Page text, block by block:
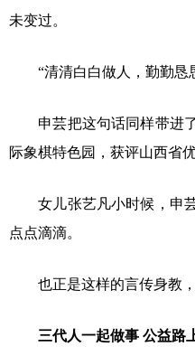
未变过。
“清清白白做人，勤勤
申芸把这句话同样带进
际象棋特色园，获评山西省
女儿张艺凡小时候，申
点点滴滴。
也正是这样的言传身教
三代人一起做事 公益路